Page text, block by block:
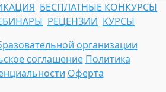
БЕСПЛАТНЫЕ КОНКУРСЫ
РЕЦЕНЗИИ КУРСЫ
организации
соглашение Политика
Оферта